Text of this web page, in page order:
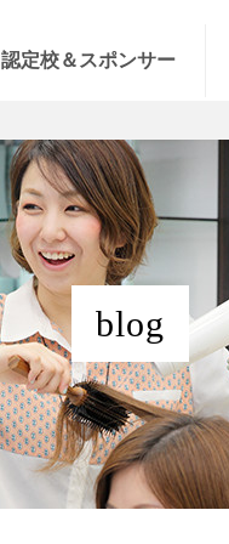
認定校＆スポンサー
blog